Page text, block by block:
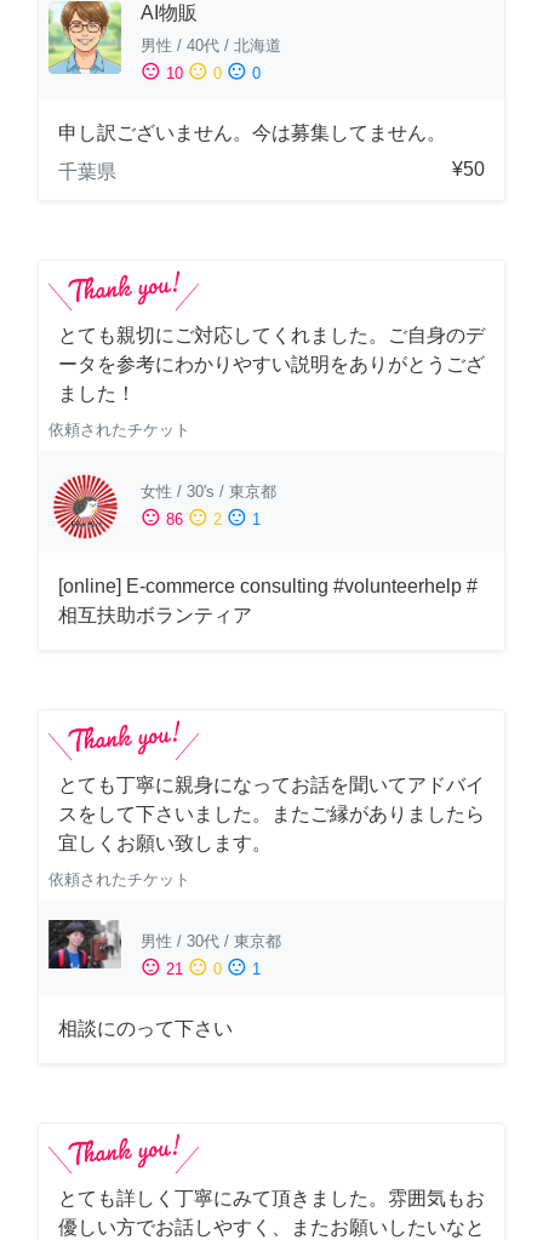
AI物販
男性 / 40代 / 北海道
sentiment_satisfied 10 sentiment_neutral 0 sentiment_dissatisfied 0
申し訳ございません。今は募集してません。
千葉県
¥50
とても親切にご対応してくれました。ご自身のデ
ータを参考にわかりやすい説明をありがとうござ
ました！
依頼されたチケット
女性 / 30's / 東京都
sentiment_satisfied 86 sentiment_neutral 2 sentiment_dissatisfied 1
[online] E-commerce consulting #volunteerhelp #
相互扶助ボランティア
とても丁寧に親身になってお話を聞いてアドバイ
スをして下さいました。またご縁がありましたら
宜しくお願い致します。
依頼されたチケット
男性 / 30代 / 東京都
sentiment_satisfied 21 sentiment_neutral 0 sentiment_dissatisfied 1
相談にのって下さい
とても詳しく丁寧にみて頂きました。雰囲気もお
優しい方でお話しやすく、またお願いしたいなと